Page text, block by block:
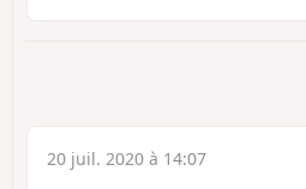
20 juil. 2020 à 14:07